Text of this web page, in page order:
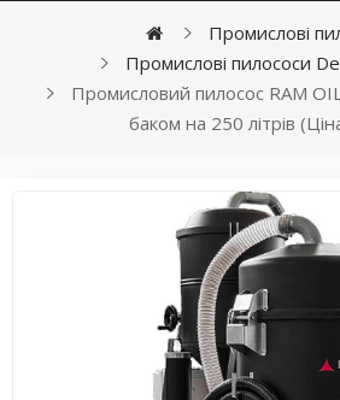
Промислові
Промислові пилососи
Промисловий пилосос RAM OIL
баком на 250 літрів